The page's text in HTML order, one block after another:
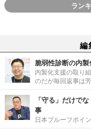
ラン
編
脆弱性診断の内
内製化支援の取り
のだが毎回返事は
「守る」だけで
事
日本プルーフポイ